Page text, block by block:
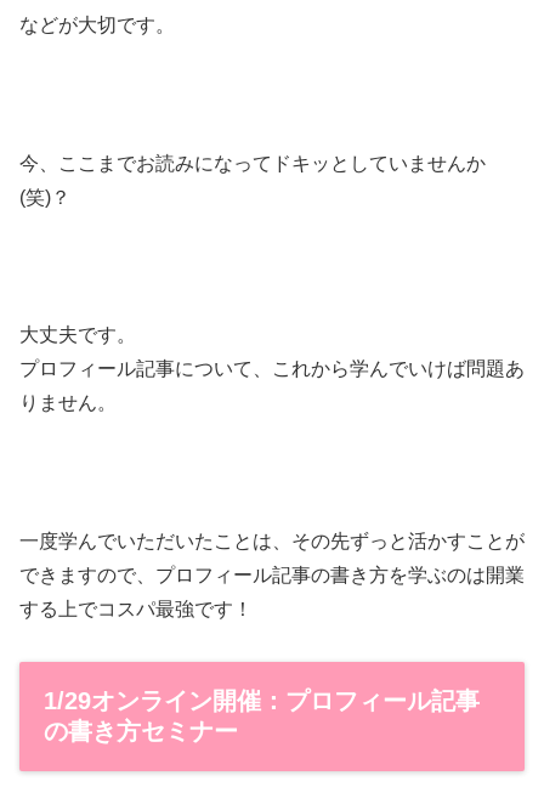
などが大切です。
今、ここまでお読みになってドキッとしていませんか
(笑)？
大丈夫です。
プロフィール記事について、これから学んでいけば問題あ
りません。
一度学んでいただいたことは、その先ずっと活かすことが
できますので、プロフィール記事の書き方を学ぶのは開業
する上でコスパ最強です！
1/29オンライン開催：プロフィール記事
の書き方セミナー